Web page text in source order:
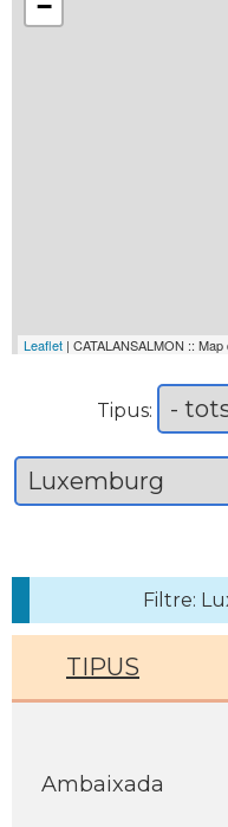
−
Leaflet | CATALANSALMON ::
Tipus:
Filtre:
TIPUS
Ambaixada